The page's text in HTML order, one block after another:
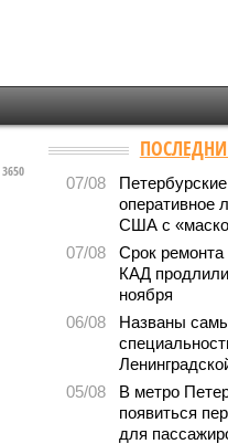
3650
07/08
оперативное
США с
07/08
Срок
КАД
ноября
06/08
Названы
05/08
В метро
появиться
для